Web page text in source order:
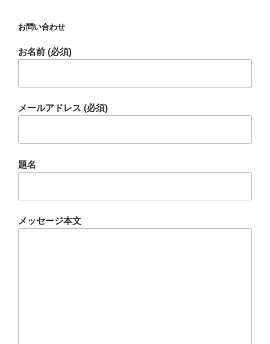
お問い合わせ
お名前 (必須)
メールアドレス (必須)
題名
メッセージ本文